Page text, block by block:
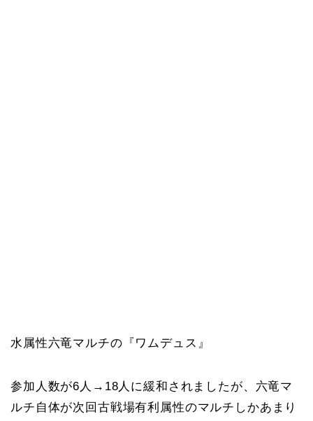
水属性六竜マルチの『ワムデュス』
参加人数が6人→18人に緩和されましたが、六竜マ
ルチ自体が次回古戦場有利属性のマルチしかあまり